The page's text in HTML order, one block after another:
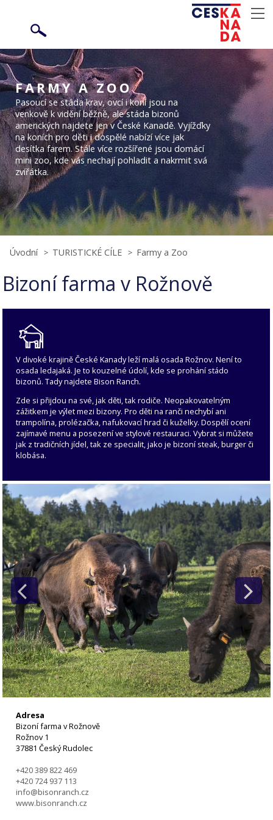
FARMY A ZOO
Pasoucí se stáda krav, ovcí i koní jsou na
venkově k vidění běžně, ale stáda bizonů
amerických najdete jen v České Kanadě. Vyjížďky
na koních pro děti i dospělé nabízí více jak
desítka farem. Stále více rozšířené jsou domácí
mini zoo, kde vás nechají pohladit a nakrmit svá
zvířátka.
Úvodní TURISTICKÉ CÍLE Farmy a Zoo
Bizoní farma v Rožnově
V divoké krajině České Kanady leží malá osada Rožnov. Není to
osada ledajaká. Je to kouzelné údolí, kde se prohání stádo
bizonů. Tady najdete Bison Ranch.
Zde si přijdou na své, jak děti, tak rodiče. Neopakovatelným
zážitkem je výlet mezi bizony. Pro děti na ranči nechybí ani
trampolína, prolézačka, nafukovací hrad či kuželky. Dospělí ocení
zajímavé menu a posezení ve stylové restauraci. Vybrat si můžete
jak z tradičních jídel, tak ze specialit, jako je bizoní steak, burger či
klobása.
Adresa
Bizoní farma v Rožnově
Rožnov 1
37881 Český Rudolec
+420 389 822 469
+420 724 937 113
info@bisonranch.cz
www.bisonranch.cz